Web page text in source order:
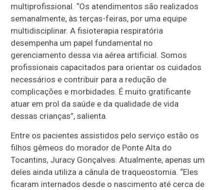
multiprofissional. “Os atendimentos são realizados
semanalmente, às terças-feiras, por uma equipe
multidisciplinar. A fisioterapia respiratória
desempenha um papel fundamental no
gerenciamento dessa via aérea artificial. Somos
profissionais capacitados para orientar os cuidados
necessários e contribuir para a redução de
complicações e morbidades. É muito gratificante
atuar em prol da saúde e da qualidade de vida
dessas crianças”, salienta.
Entre os pacientes assistidos pelo serviço estão os
filhos gêmeos do morador de Ponte Alta do
Tocantins, Juracy Gonçalves. Atualmente, apenas um
deles ainda utiliza a cânula de traqueostomia. “Eles
ficaram internados desde o nascimento até cerca de